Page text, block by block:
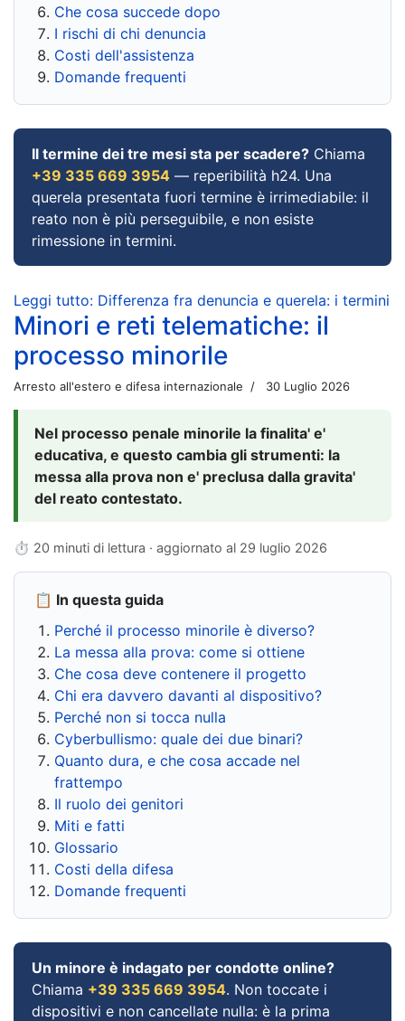
Che cosa succede dopo
I rischi di chi denuncia
Costi dell'assistenza
Domande frequenti
Il termine dei tre mesi sta per scadere? Chiama
+39 335 669 3954 — reperibilità h24. Una
querela presentata fuori termine è irrimediabile: il
reato non è più perseguibile, e non esiste
rimessione in termini.
Leggi tutto: Differenza fra denuncia e querela: i termini
Minori e reti telematiche: il
processo minorile
Arresto all'estero e difesa internazionale 30 Luglio 2026
Nel processo penale minorile la finalita' e'
educativa, e questo cambia gli strumenti: la
messa alla prova non e' preclusa dalla gravita'
del reato contestato.
⏱ 20 minuti di lettura · aggiornato al 29 luglio 2026
📋 In questa guida
Perché il processo minorile è diverso?
La messa alla prova: come si ottiene
Che cosa deve contenere il progetto
Chi era davvero davanti al dispositivo?
Perché non si tocca nulla
Cyberbullismo: quale dei due binari?
Quanto dura, e che cosa accade nel
frattempo
Il ruolo dei genitori
Miti e fatti
Glossario
Costi della difesa
Domande frequenti
Un minore è indagato per condotte online?
Chiama +39 335 669 3954. Non toccate i
dispositivi e non cancellate nulla: è la prima